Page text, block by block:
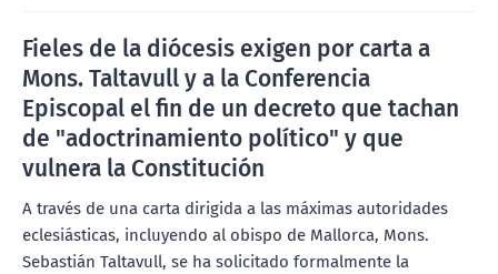
Fieles de la diócesis exigen por carta a
Mons. Taltavull y a la Conferencia
Episcopal el fin de un decreto que tachan
de "adoctrinamiento político" y que
vulnera la Constitución
A través de una carta dirigida a las máximas autoridades
eclesiásticas, incluyendo al obispo de Mallorca, Mons.
Sebastián Taltavull, se ha solicitado formalmente la